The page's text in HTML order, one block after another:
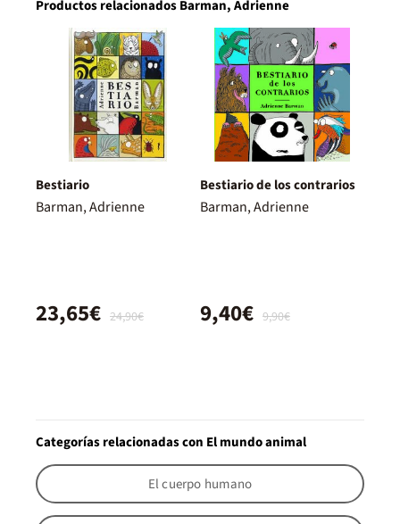
Productos relacionados Barman, Adrienne
Bestiario
Barman, Adrienne
24,90€
23,65€
Bestiario de los contrarios
Barman, Adrienne
9,90€
9,40€
Categorías relacionadas con El mundo animal
El cuerpo humano